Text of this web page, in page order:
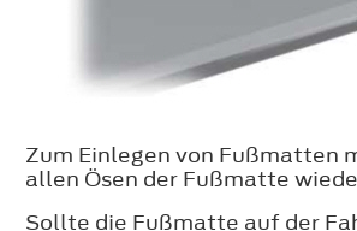
Zum Einlegen von Fußmatten
allen Ösen der Fußmatte
Sollte die Fußmatte auf der